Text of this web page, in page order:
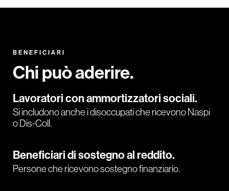
BENEFICIARI
Chi può aderire.
Lavoratori con ammortizzatori sociali.
Si includono anche i disoccupati che ricevono Naspi
o Dis-Coll.
Beneficiari di sostegno al reddito.
Persone che ricevono sostegno finanziario.